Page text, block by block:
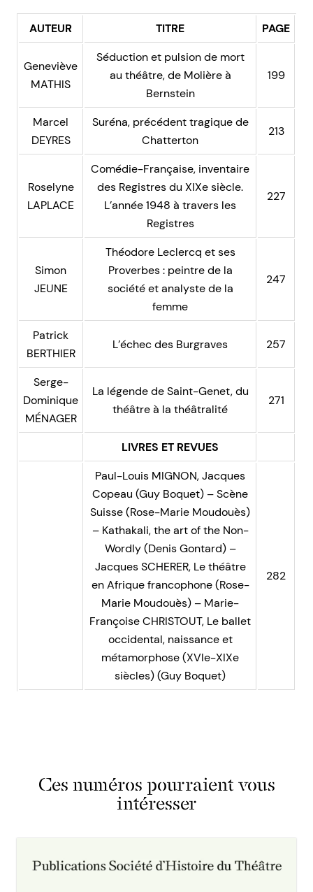
AUTEUR TITRE PAGE
Geneviève
MATHIS
Séduction et pulsion de mort
au théâtre, de Molière à
Bernstein
199
Marcel
DEYRES
Suréna, précédent tragique de
Chatterton
213
Roselyne
LAPLACE
Comédie-Française, inventaire
des Registres du XIXe siècle.
L’année 1948 à travers les
Registres
227
Simon
JEUNE
Théodore Leclercq et ses
Proverbes : peintre de la
société et analyste de la
femme
247
Patrick
BERTHIER
L’échec des Burgraves 257
Serge-
Dominique
MÉNAGER
La légende de Saint-Genet, du
théâtre à la théâtralité
271
LIVRES ET REVUES
Paul-Louis MIGNON, Jacques
Copeau (Guy Boquet) – Scène
Suisse (Rose-Marie Moudouès)
– Kathakali, the art of the Non-
Wordly (Denis Gontard) –
Jacques SCHERER, Le théâtre
en Afrique francophone (Rose-
Marie Moudouès) – Marie-
Françoise CHRISTOUT, Le ballet
occidental, naissance et
métamorphose (XVIe-XIXe
siècles) (Guy Boquet)
282
Ces numéros pourraient vous
intéresser